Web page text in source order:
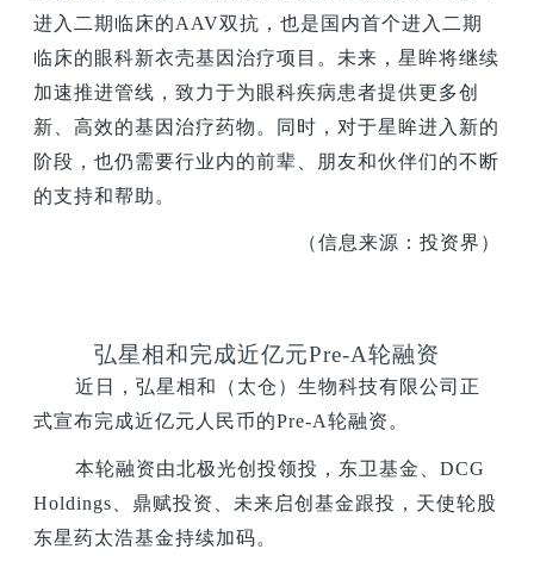
进入二期临床的AAV双抗，也是国内首个进入二期
临床的眼科新衣壳基因治疗项目。未来，星眸将继续
加速推进管线，致力于为眼科疾病患者提供更多创
新、高效的基因治疗药物。同时，对于星眸进入新的
阶段，也仍需要行业内的前辈、朋友和伙伴们的不断
的支持和帮助。
（信息来源：投资界）
弘星相和完成近亿元Pre-A轮融资
近日，弘星相和（太仓）生物科技有限公司正
式宣布完成近亿元人民币的Pre-A轮融资。
本轮融资由北极光创投领投，东卫基金、DCG
Holdings、鼎赋投资、未来启创基金跟投，天使轮股
东星药太浩基金持续加码。